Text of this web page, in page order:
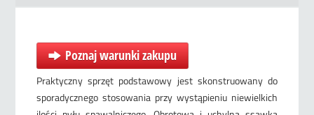
Poznaj warunki zakupu
Praktyczny sprzęt podstawowy jest skonstruowany do
sporadycznego stosowania przy wystąpieniu niewielkich